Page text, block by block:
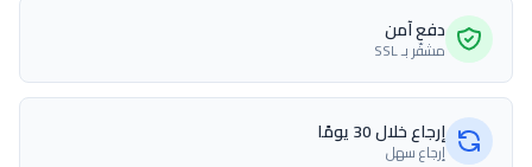
دفع آمن
مشفّر بـ SSL
إرجاع خلال 30 يومًا
إرجاع سهل